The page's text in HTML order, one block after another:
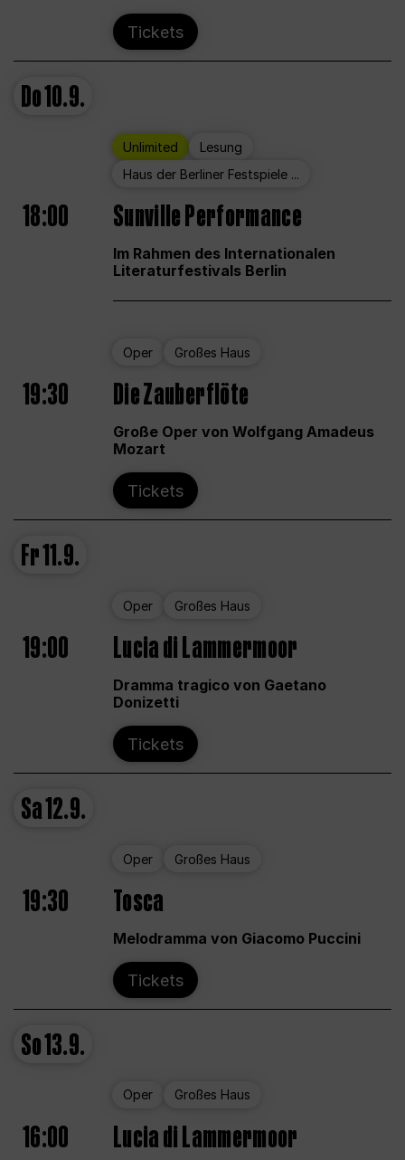
Tickets
Do10.9.
Unlimited
Lesung
Haus der Berliner Festspiele ...
18:00 Sunville Performance
Im Rahmen des Internationalen
Literaturfestivals Berlin
Oper Großes Haus
19:30 Die Zauberflöte
Große Oper von Wolfgang Amadeus
Mozart
Tickets
Fr11.9.
Oper Großes Haus
19:00 Lucia di Lammermoor
Dramma tragico von Gaetano
Donizetti
Tickets
Sa12.9.
Oper Großes Haus
19:30 Tosca
Melodramma von Giacomo Puccini
Tickets
So13.9.
Oper Großes Haus
16:00 Lucia di Lammermoor